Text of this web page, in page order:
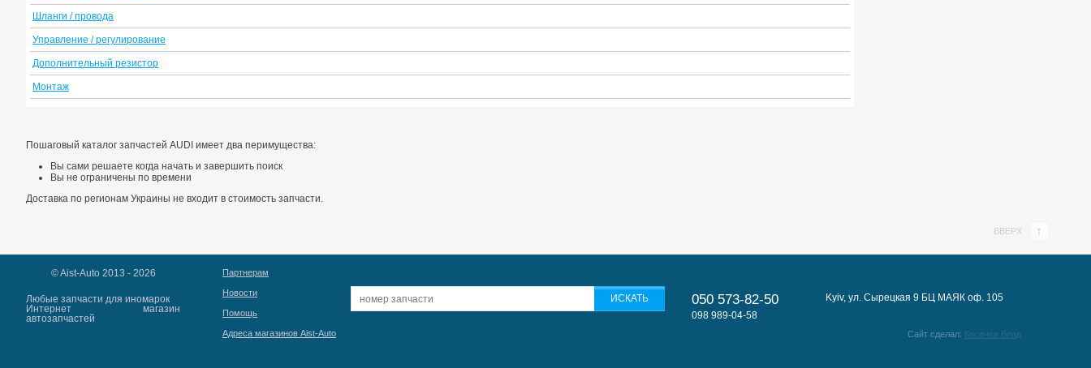
Шланги / провода
Управление / регулирование
Дополнительный резистор
Монтаж
Пошаговый каталог запчастей AUDI имеет два перимущества:
Вы сами решаете когда начать и завершить поиск
Вы не ограничены по времени
Доставка по регионам Украины не входит в стоимость запчасти.
© Aist-Auto 2013 - 2026
Любые запчасти для иномарок
Интернет магазин
автозапчастей
Партнерам
Новости
Помощь
Адреса магазинов Aist-Auto
050 573-82-50
098 989-04-58
Kyiv, ул. Сырецкая 9 БЦ МАЯК оф. 105
Сайт сделал: Косачев Влад
ВВЕРХ